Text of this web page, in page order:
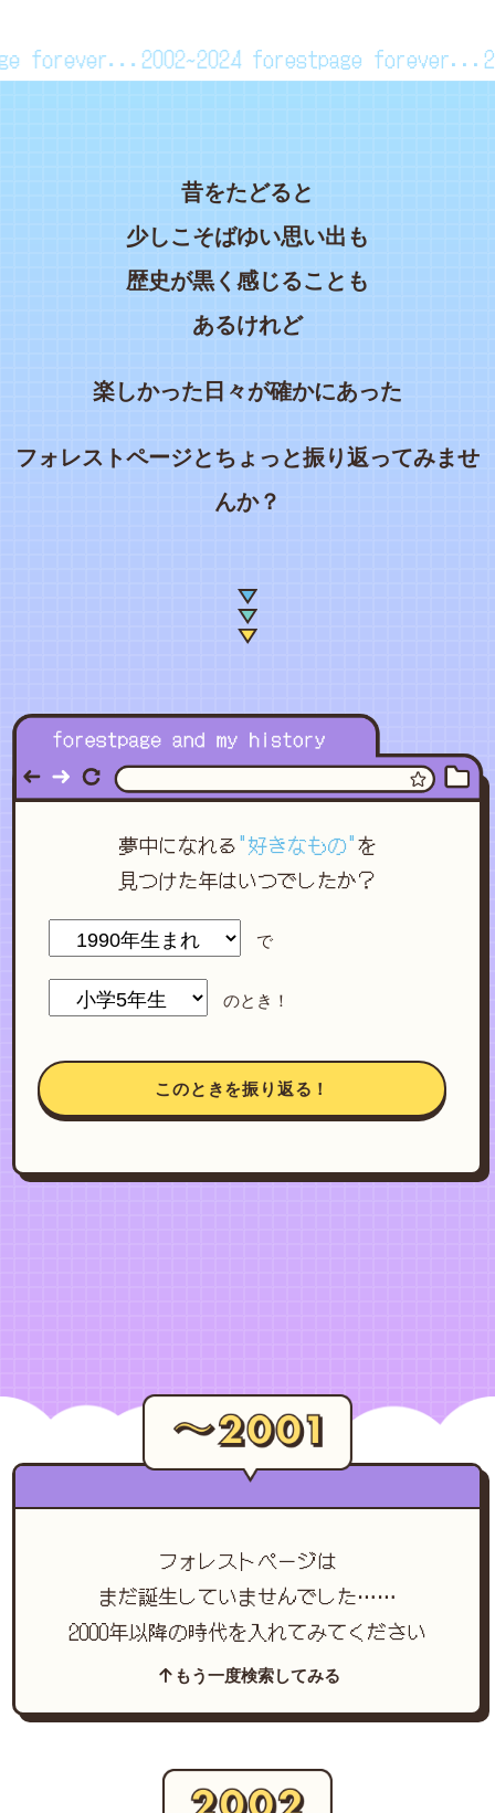
forever...2002~2024 forestpage
昔をたどると
少しこそばゆい思い出も
歴史が黒く感じることも
あるけれど
楽しかった日々が確かにあった
フォレストページとちょっと振り返ってみませ
んか？
夢中になれる"好きなもの"を
見つけた年はいつでしたか？
で
のとき！
このときを振り返る！
フォレストページは
まだ誕生していませんでした……
2000年以降の時代を入れてみてください
もう一度検索してみる